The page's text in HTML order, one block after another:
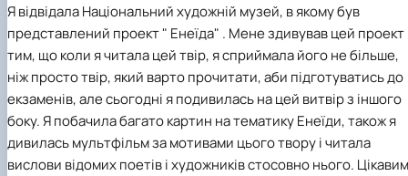
Я відвідала Національний художній музей, в якому був
представлений проект" Енеїда" . Мене здивував цей проект
тим, що коли я читала цей твір, я сприймала його не більше,
ніж просто твір, який варто прочитати, аби підготуватись до
екзаменів, але сьогодні я подивилась на цей витвір з іншого
боку. Я побачила багато картин на тематику Енеїди, також я
дивилась мультфільм за мотивами цього твору і читала
вислови відомих поетів і художників стосовно нього. Цікавим